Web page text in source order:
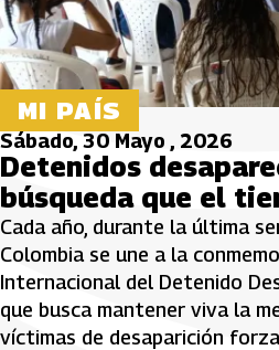
MI PAÍS
Sábado, 30 Mayo , 2026
Detenidos
búsqueda que el
Cada año, durante la última
Colombia se une a la
Internacional del Detenido
que busca mantener viva la
víctimas de desaparición